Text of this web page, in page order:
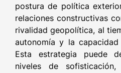
postura de política
relaciones constructivas
rivalidad geopolítica, al
autonomía y la
Esta estrategia puede
niveles de